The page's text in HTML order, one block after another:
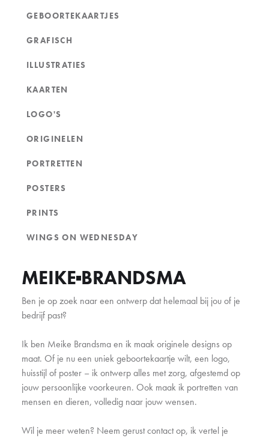
MEIKE BRANDSMA
Ben je op zoek naar een ontwerp dat helemaal bij jou of je
bedrijf past?
Ik ben Meike Brandsma en ik maak originele designs op
maat. Of je nu een uniek geboortekaartje wilt, een logo,
huisstijl of poster – ik ontwerp alles met zorg, afgestemd op
jouw persoonlijke voorkeuren. Ook maak ik portretten van
mensen en dieren, volledig naar jouw wensen.
Wil je meer weten? Neem gerust contact op, ik vertel je
GEBOORTEKAARTJES
GRAFISCH
ILLUSTRATIES
KAARTEN
LOGO'S
ORIGINELEN
PORTRETTEN
POSTERS
PRINTS
WINGS ON WEDNESDAY